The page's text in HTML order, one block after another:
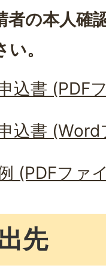
者の本人確
い。
込書 (PDF
込書
(PDFファ
先